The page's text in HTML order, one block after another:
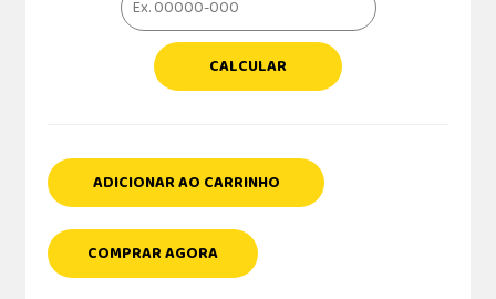
CALCULAR
ADICIONAR AO CARRINHO
COMPRAR AGORA